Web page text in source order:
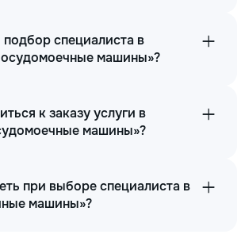
подбор специалиста в
машины»?
к заказу услуги в
машины»?
при выборе специалиста в
машины»?